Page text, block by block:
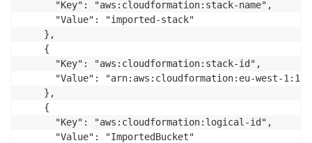
      "Key": "aws:cloudformation:stack-name",
      "Value": "imported-stack"
    },
    {
      "Key": "aws:cloudformation:stack-id",
"Value": "arn:aws:cloudformation:eu-west-
    },
    {
      "Key": "aws:cloudformation:logical-id",
      "Value": "ImportedBucket"